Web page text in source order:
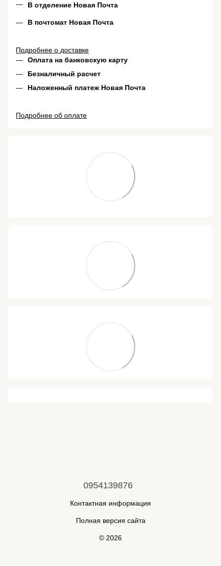
В отделение Новая Почта
В почтомат Новая Почта
Подробнее о доставке
Оплата на банковскую карту
Безналичный расчет
Наложенный платеж Новая Почта
Подробнее об оплате
0954139876
Контактная информация
Полная версия сайта
© 2026